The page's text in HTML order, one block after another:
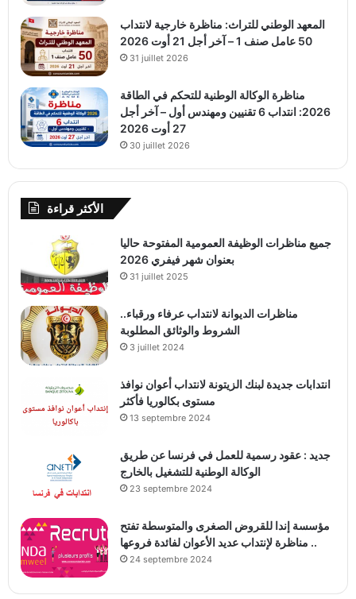
المعهد الوطني للتراث: مناظرة خارجية لانتداب
50 عامل صنف 1 – آخر أجل 21 أوت 2026
31 juillet 2026
مناظرة الوكالة الوطنية للتحكم في الطاقة
2026: انتداب 6 تقنيين ومهندس أول – آخر أجل
27 أوت 2026
30 juillet 2026
الأكثر قراءة
جميع مناظرات الوظيفة العمومية المفتوحة حاليا
بعنوان شهر فيفري 2026
31 juillet 2025
مناظرات الديوانة لانتداب عرفاء ورقباء..
الشروط والوثائق المطلوبة
3 juillet 2024
انتدابات جديدة لبنك الزيتونة لانتداب أعوان نوافذ
مستوى بكالوريا فأكثر
13 septembre 2024
جديد : عقود رسمية للعمل في فرنسا عن طريق
الوكالة الوطنية للتشغيل بالخارج
23 septembre 2024
مؤسسة إندا للقروض الصغرى والمتوسطة تفتح
مناظرة لإنتداب عديد الأعوان لفائدة فروعها ..
24 septembre 2024